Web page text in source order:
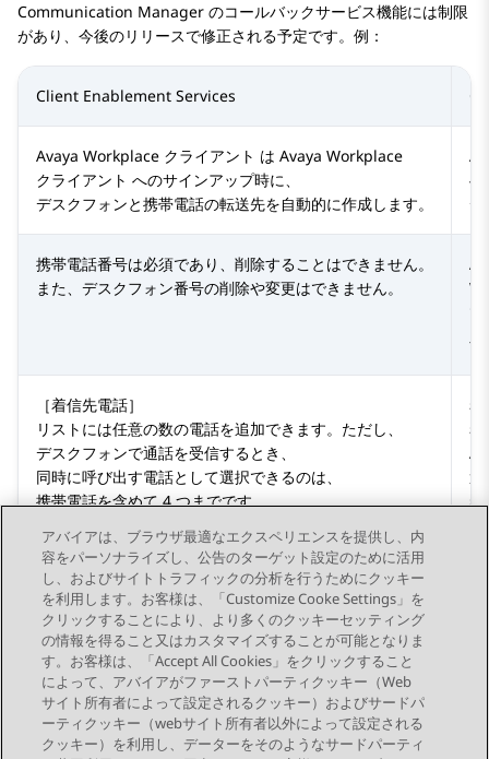
Communication Manager のコールバックサービス機能には制限
があり、今後のリリースで修正される予定です。例：
Client Enablement Services
Avaya Workplace クライアント は Avaya Workplace
クライアント へのサインアップ時に、
デスクフォンと携帯電話の転送先を自動的に作成します。
へ
デ
携帯電話番号は必須であり、削除することはできません。
また、デスクフォン番号の削除や変更はできません。
す
［着信先電話］
リストには任意の数の電話を追加できます。ただし、
デスクフォンで通話を受信するとき、
同時に呼び出す電話として選択できるのは、
携帯電話を含めて 4 つまでです。
着
着
選
着
Send Feedback
アバイアは、ブラウザ最適なエクスペリエンスを提供し、内
容をパーソナライズし、公告のターゲット設定のために活用
し、およびサイトトラフィックの分析を行うためにクッキー
を利用します。お客様は、「Customize Cooke Settings」を
クリックすることにより、より多くのクッキーセッティング
の情報を得ること又はカスタマイズすることが可能となりま
す。お客様は、「Accept All Cookies」をクリックすること
によって、アバイアがファーストパーティクッキー（Web
サイト所有者によって設定されるクッキー）およびサードパ
ーティクッキー（webサイト所有者以外によって設定される
クッキー）を利用し、データーをそのようなサードパーティ